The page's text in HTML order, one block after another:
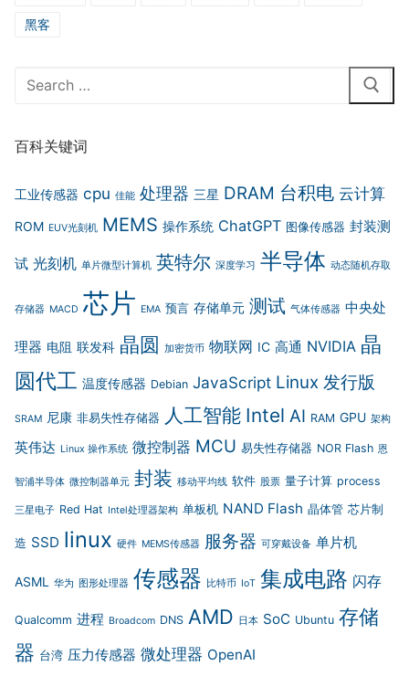
黑客
Search
百科关键词
工业传感器 cpu 佳能 处理器 三星 DRAM 台积电 云计算
ROM EUV光刻机 MEMS 操作系统 ChatGPT 图像传感器 封装测
试 光刻机 单片微型计算机 英特尔 深度学习 半导体 动态随机存取
存储器 MACD 芯片 EMA 预言 存储单元 测试 气体传感器 中央处
理器 电阻 联发科 晶圆 加密货币 物联网 IC 高通 NVIDIA 晶
圆代工 温度传感器 Debian JavaScript Linux 发行版
SRAM 尼康 非易失性存储器 人工智能 Intel AI RAM GPU 架构
英伟达 Linux 操作系统 微控制器 MCU 易失性存储器 NOR Flash 恩
智浦半导体 微控制器单元 封装 移动平均线 软件 股票 量子计算 process
三星电子 Red Hat Intel处理器架构 单板机 NAND Flash 晶体管 芯片制
造 SSD linux 硬件 MEMS传感器 服务器 可穿戴设备 单片机
ASML 华为 图形处理器 传感器 比特币 IoT 集成电路 闪存
Qualcomm 进程 Broadcom DNS AMD 日本 SoC Ubuntu 存储
器 台湾 压力传感器 微处理器 OpenAI